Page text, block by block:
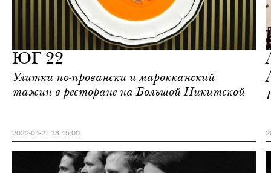
ЮГ 22
Улитки по-провански и марокканский
тажин в ресторане на Большой Никитской
2022-04-27 13:45:00
среда